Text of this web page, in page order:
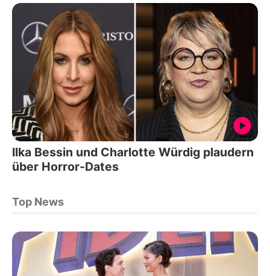
Ilka Bessin und Charlotte Würdig plaudern
über Horror-Dates
Top News